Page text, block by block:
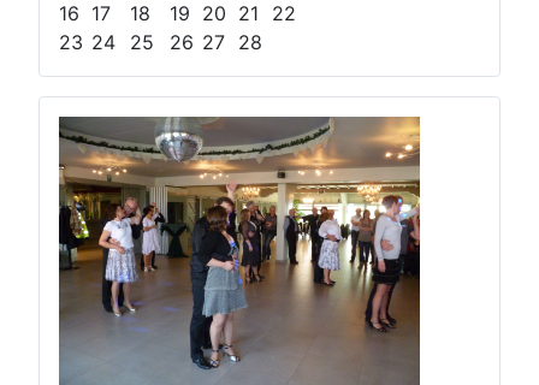
16 17 18 19 20 21
22
23 24 25 26 27 28